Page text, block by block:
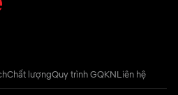
Chất lượngQuy trình GQKNLiên hệ